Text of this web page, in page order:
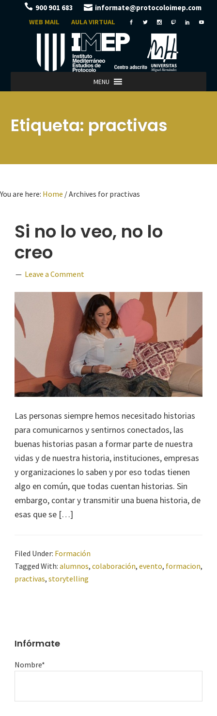
900 901 683 informate@protocoloimep.com
WEB MAIL AULA VIRTUAL
MENU
Etiqueta: practivas
You are here: Home /Archives for practivas
Si no lo veo, no lo
creo
Leave a Comment
Las personas siempre hemos necesitado historias
para comunicarnos y sentirnos conectados, las
buenas historias pasan a formar parte de nuestra
vidas y de nuestra historia, instituciones, empresas
y organizaciones lo saben y por eso todas tienen
algo en común, que todas cuentan historias. Sin
embargo, contar y transmitir una buena historia, de
esas que se […]
Filed Under: Formación
Tagged With: alumnos, colaboración, evento, formacion,
practivas, storytelling
Infórmate
Nombre*